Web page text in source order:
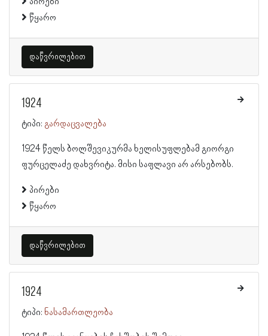
წყარო
დაწვრილებით
1924
ტიპი: გარდაცვალება
1924 წელს ბოლშევიკურმა ხელისუფლებამ გიორგი
ფურცელაძე დახვრიტა. მისი საფლავი არ არსებობს.
პირები
წყარო
დაწვრილებით
1924
ტიპი: ნასამართლეობა